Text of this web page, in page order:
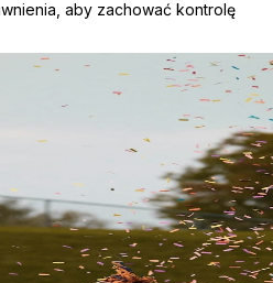
aby zachować kontrolę